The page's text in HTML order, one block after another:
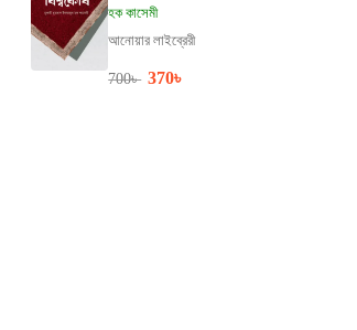
হক কাসেমী
আনোয়ার লাইব্রেরী
700৳ 370৳